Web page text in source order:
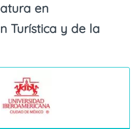
en
Turística y de la